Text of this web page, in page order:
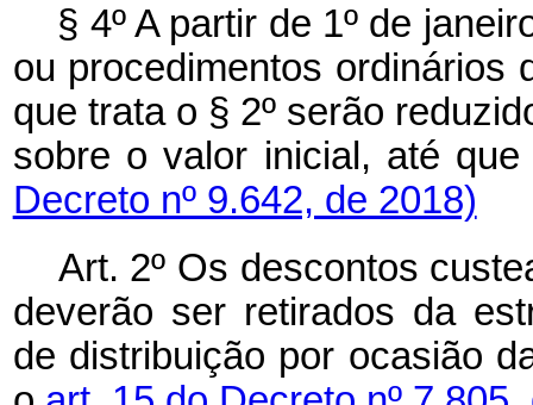
§ 4º A partir de 1º de
ou procedimentos ordinários
que trata o § 2º serão
sobre o valor inicial, até
Decreto nº 9.642, de 2018)
Art. 2º Os descontos
deverão ser retirados da
de distribuição por ocasião